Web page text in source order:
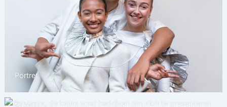
Portret
Zakelijk